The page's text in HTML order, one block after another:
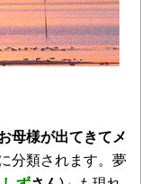
母様が出てきてメ
分類されます。夢